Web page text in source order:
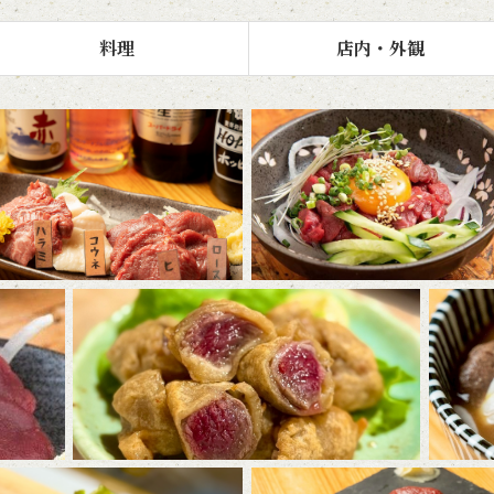
料理 店内・外観